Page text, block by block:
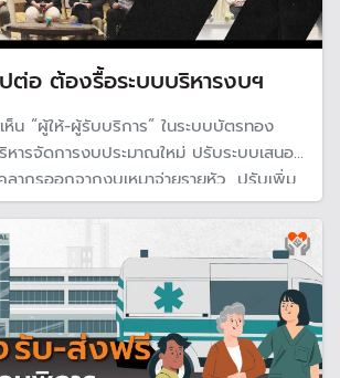
ต่อ ต้องรื้อระบบบริหารงบฯ
ห็น “ผู้ให้-ผู้รับบริการ” ในระบบบัตรทอง
หารจัดการงบประมาณใหม่ ปรับระบบเสนอ
ลากรออกจากงบเหมาจ่ายรายหัว, ปรับเพิ่ม
ชยตามกลุ่มวินิจฉัยโรคร่วม เป็น 12,000
ะมาณสนับสนุนกองทุนสุขภาพท้องถิ่น และ